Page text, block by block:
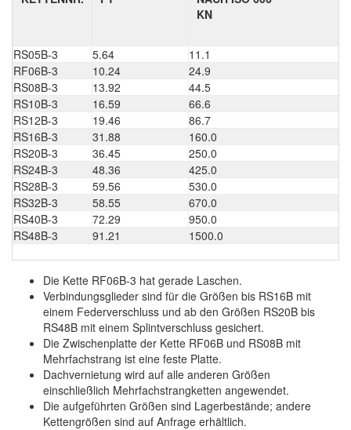
KN
RS05B-3 5.64 11.1
RF06B-3
10.24 24.9
RS08B-3
13.92 44.5
RS10B-3
16.59 66.6
RS12B-3
19.46 86.7
RS16B-3
31.88 160.0
RS20B-3
36.45 250.0
RS24B-3
48.36 425.0
RS28B-3
59.56 530.0
RS32B-3
58.55 670.0
RS40B-3
72.29 950.0
RS48B-3
91.21 1500.0
Die Kette RF06B-3 hat gerade Laschen.
Verbindungsglieder sind für die Größen bis RS16B mit
einem Federverschluss und ab den Größen RS20B bis
RS48B mit einem Splintverschluss gesichert.
Die Zwischenplatte der Kette RF06B und RS08B mit
Mehrfachstrang ist eine feste Platte.
Dachvernietung wird auf alle anderen Größen
einschließlich Mehrfachstrangketten angewendet.
Die aufgeführten Größen sind Lagerbestände; andere
Kettengrößen sind auf Anfrage erhältlich.